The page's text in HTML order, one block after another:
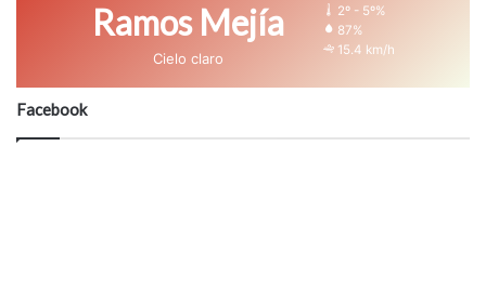
Ramos Mejía
Cielo claro
2º - 5º%
87%
15.4 km/h
Facebook